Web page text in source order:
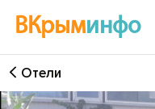
ВКрыминфо
Войти
Отели